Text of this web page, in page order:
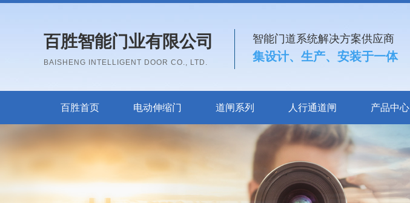
百胜智能门业有限公司
BAISHENG INTELLIGENT DOOR CO., LTD.
智能门道系统解决方案供应商
集设计、生产、安装于一体
百胜首页 电动伸缩门 道闸系列 人行通道闸 产品中心